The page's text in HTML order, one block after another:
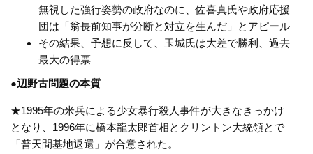
無視した強行姿勢の政府なのに、佐喜真氏や政府応援
団は「翁長前知事が分断と対立を生んだ」とアピール
その結果、予想に反して、玉城氏は大差で勝利、過去
最大の得票
●辺野古問題の本質
★1995年の米兵による少女暴行殺人事件が大きなきっかけ
となり、1996年に橋本龍太郎首相とクリントン大統領とで
「普天間基地返還」が合意された。